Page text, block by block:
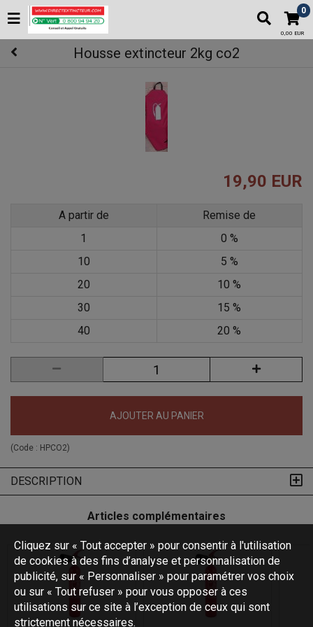
0
0,00 EUR
Housse extincteur 2kg co2
19,90 EUR
A partir de
Remise de
1
0 %
10
5 %
20
10 %
30
15 %
40
20 %
AJOUTER AU PANIER
(Code : HPCO2)
DESCRIPTION
Articles complémentaires
Cliquez sur « Tout accepter » pour consentir à l'utilisation
de cookies à des fins d’analyse et personnalisation de
publicité, sur « Personnaliser » pour paramétrer vos choix
ou sur « Tout refuser » pour vous opposer à ces
utilisations sur ce site à l’exception de ceux qui sont
strictement nécessaires.